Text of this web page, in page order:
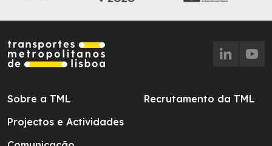
Sobre a TML
Projectos e Actividades
Recrutamento da TML